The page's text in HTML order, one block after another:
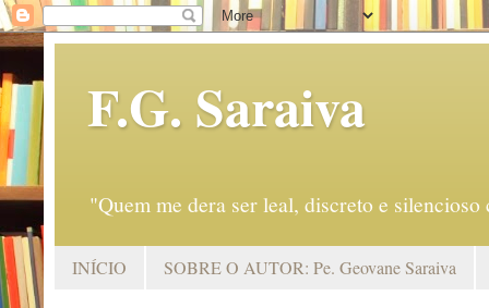
F.G. Saraiva
"Quem me dera ser leal, discreto e
INÍCIO SOBRE O AUTOR: Pe. Geovane Saraiva